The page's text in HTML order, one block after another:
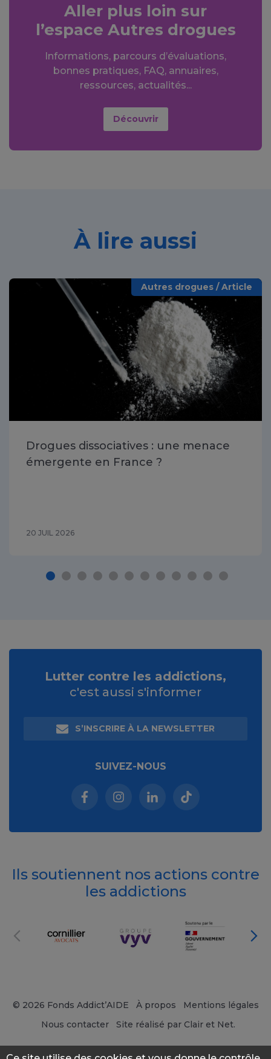
Aller plus loin sur
l’espace Autres drogues
Informations, parcours d’évaluations,
bonnes pratiques, FAQ, annuaires,
ressources, actualités...
Découvrir
À lire aussi
Autres drogues / Article
Drogues dissociatives : une menace
émergente en France ?
20 JUIL 2026
Lutter contre les addictions,
c'est aussi s'informer
S’INSCRIRE À LA NEWSLETTER
SUIVEZ-NOUS
Facebook (nouvelle fenêtre)
Instagram (nouvelle fenêtre)
Linkedin (nouvelle
Tiktok (nouvelle
Ils soutiennent nos actions contre
les addictions
© 2026 Fonds Addict’AIDE À propos
Mentions légales
Nous contacter
Site réalisé par Clair et Net.